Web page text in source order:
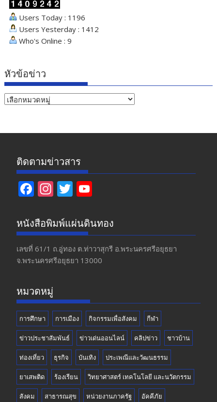
Users Today : 1196
Users Yesterday : 1412
Who's Online : 9
หัวข้อข่าว
หัวข้อ
ติดตามข่าวสาร
F
e
b
o
o
In
a
gr
a
m
T
itt
er
u
T
u
b
หนังสือพิมพ์แผ่นดินทอง
เลขที่ 61/1 ถ.อู่ทอง​ ต.​ท่าวาสุกรี​ อ.พระนครศรีอยุธยา​
จ.พระนครศรีอยุธยา 13000
หมวดหมู่
การศึกษา การเมือง กิจกรรมเพื่อสังคม กีฬา
ข่าวประชาสัมพันธ์ ข่าวเด่นออนไลน์ คลิปข่าว ชาวบ้าน
ท่องเที่ยว ธุรกิจ บันเทิง ประเพณีและวัฒนธรรม
ยาเสพติด ร้องเรียน วิทยาศาสตร์ เทคโนโลยี และนวัตกรรม
สังคม สาธารณสุข หน่วยงานภาครัฐ อัคคีภัย